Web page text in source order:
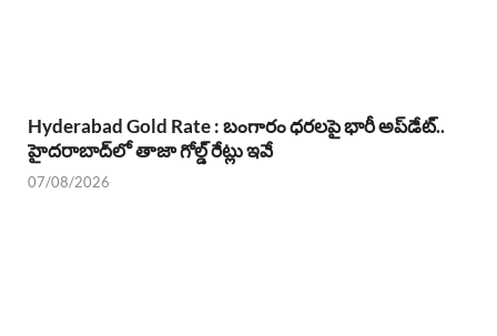
Hyderabad Gold Rate : బంగారం ధరలపై భారీ అప్‌డేట్..
హైదరాబాద్‌లో తాజా గోల్డ్ రేట్లు ఇవే
07/08/2026